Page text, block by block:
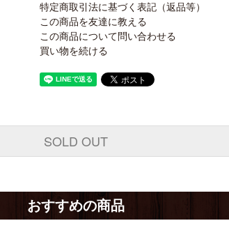
特定商取引法に基づく表記（返品等）
この商品を友達に教える
この商品について問い合わせる
買い物を続ける
SOLD OUT
おすすめの商品